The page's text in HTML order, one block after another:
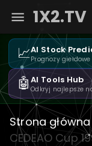
1X2.TV
📈AI Stock
Prognozy giełdowe
🤖AI Tools Hub
Odkryj najlepsze
Strona główna
CEDEAO Cup